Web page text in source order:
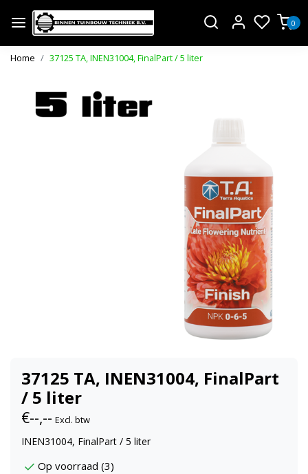
0
Home 37125 TA, INEN31004, FinalPart / 5 liter
37125 TA, INEN31004, FinalPart
/ 5 liter
€--,-- Excl. btw
INEN31004, FinalPart / 5 liter
Op voorraad (3)